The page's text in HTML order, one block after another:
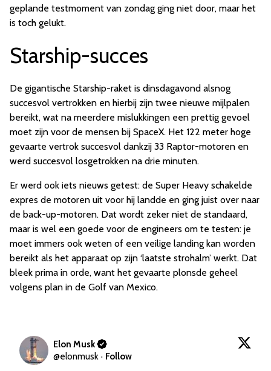
geplande testmoment van zondag ging niet door, maar het
is toch gelukt.
Starship-succes
De gigantische Starship-raket is dinsdagavond alsnog
succesvol vertrokken en hierbij zijn twee nieuwe mijlpalen
bereikt, wat na meerdere mislukkingen een prettig gevoel
moet zijn voor de mensen bij SpaceX. Het 122 meter hoge
gevaarte vertrok succesvol dankzij 33 Raptor-motoren en
werd succesvol losgetrokken na drie minuten.
Er werd ook iets nieuws getest: de Super Heavy schakelde
expres de motoren uit voor hij landde en ging juist over naar
de back-up-motoren. Dat wordt zeker niet de standaard,
maar is wel een goede voor de engineers om te testen: je
moet immers ook weten of een veilige landing kan worden
bereikt als het apparaat op zijn ‘laatste strohalm’ werkt. Dat
bleek prima in orde, want het gevaarte plonsde geheel
volgens plan in de Golf van Mexico.
Elon Musk
@elonmusk · Follow